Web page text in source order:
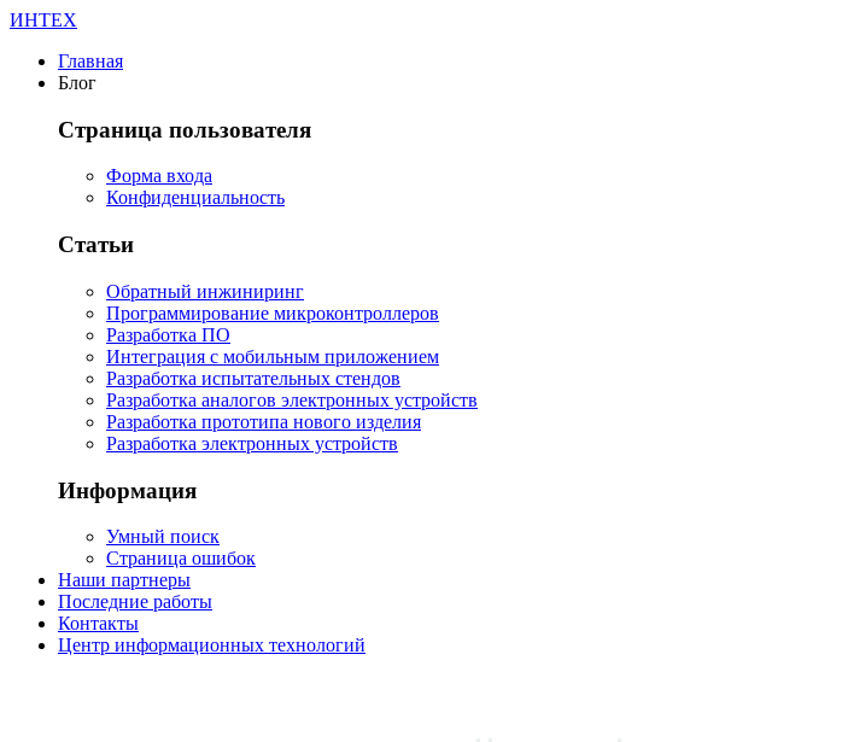
ИНТЕХ
Главная
Блог
Страница пользователя
Форма входа
Конфиденциальность
Статьи
Обратный инжиниринг
Программирование микроконтроллеров
Разработка ПО
Интеграция с мобильным приложением
Разработка испытательных стендов
Разработка аналогов электронных устройств
Разработка прототипа нового изделия
Разработка электронных устройств
Информация
Умный поиск
Страница ошибок
Наши партнеры
Последние работы
Контакты
Центр информационных технологий